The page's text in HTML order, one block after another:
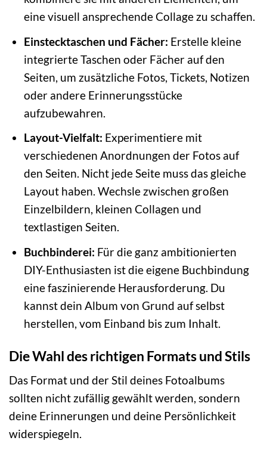
eine visuell ansprechende Collage zu schaffen.
Einstecktaschen und Fächer: Erstelle kleine
integrierte Taschen oder Fächer auf den
Seiten, um zusätzliche Fotos, Tickets, Notizen
oder andere Erinnerungsstücke
aufzubewahren.
Layout-Vielfalt: Experimentiere mit
verschiedenen Anordnungen der Fotos auf
den Seiten. Nicht jede Seite muss das gleiche
Layout haben. Wechsle zwischen großen
Einzelbildern, kleinen Collagen und
textlastigen Seiten.
Buchbinderei: Für die ganz ambitionierten
DIY-Enthusiasten ist die eigene Buchbindung
eine faszinierende Herausforderung. Du
kannst dein Album von Grund auf selbst
herstellen, vom Einband bis zum Inhalt.
Die Wahl des richtigen Formats und Stils
Das Format und der Stil deines Fotoalbums
sollten nicht zufällig gewählt werden, sondern
deine Erinnerungen und deine Persönlichkeit
widerspiegeln.